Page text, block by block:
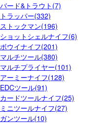
バード&トラウト(7)
トラッパー(332)
ストックマン(196)
ショットシェルナイフ(6)
ボウイナイフ(201)
マルチツール(380)
マルチプライヤー(101)
アーミーナイフ(128)
EDCツール(91)
カードツールナイフ(25)
ミニツールナイフ(27)
ガンツール(10)